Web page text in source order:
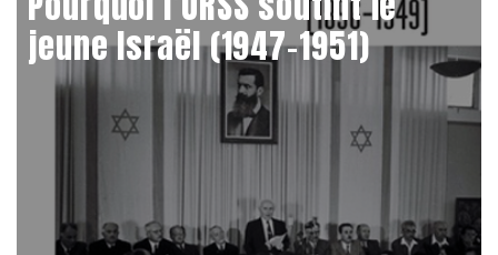
jeune Israël (1947-1951)